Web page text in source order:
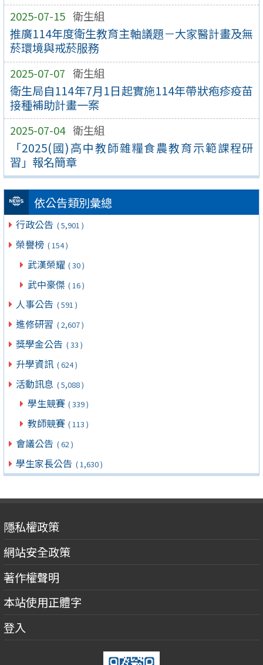
2025-07-15 衛生組
推廣114年度衛生教育主軸議題－大家醫計畫及無
菸環境與戒菸服務
2025-07-07 衛生組
衛生局自114年7月1日起實施114年帶狀疱疹疫苗
接種補助計畫一案
2025-07-04 衛生組
「2025(國)高中教師雜糧食農教育示範課程研
習」報名簡章
依公告類別彙總
行政公告 ( 5,901 )
榮譽榜 ( 154 )
武漢榮耀 ( 30 )
武中豪傑 ( 16 )
人事公告 ( 591 )
進修研習 ( 2,607 )
獎學金公告 ( 33 )
升學資訊 ( 624 )
活動訊息 ( 5,088 )
學生競賽 ( 339 )
教師競賽 ( 113 )
會議公告 ( 62 )
學生家長公告 ( 1,630 )
隱私權政策
網站安全政策
著作權聲明
本站使用正體字
登入